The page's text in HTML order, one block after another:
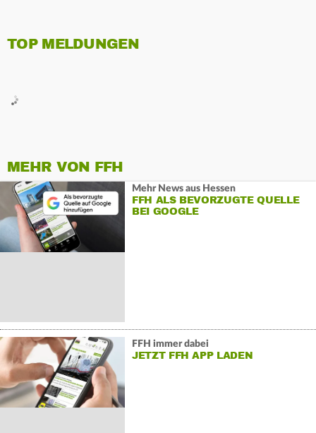
TOP MELDUNGEN
MEHR VON FFH
Mehr News aus Hessen
FFH ALS BEVORZUGTE QUELLE
BEI GOOGLE
FFH immer dabei
JETZT FFH APP LADEN